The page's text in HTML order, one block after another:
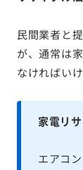
民間業者と
が、通常は
なければいけ
家電リ
エアコ